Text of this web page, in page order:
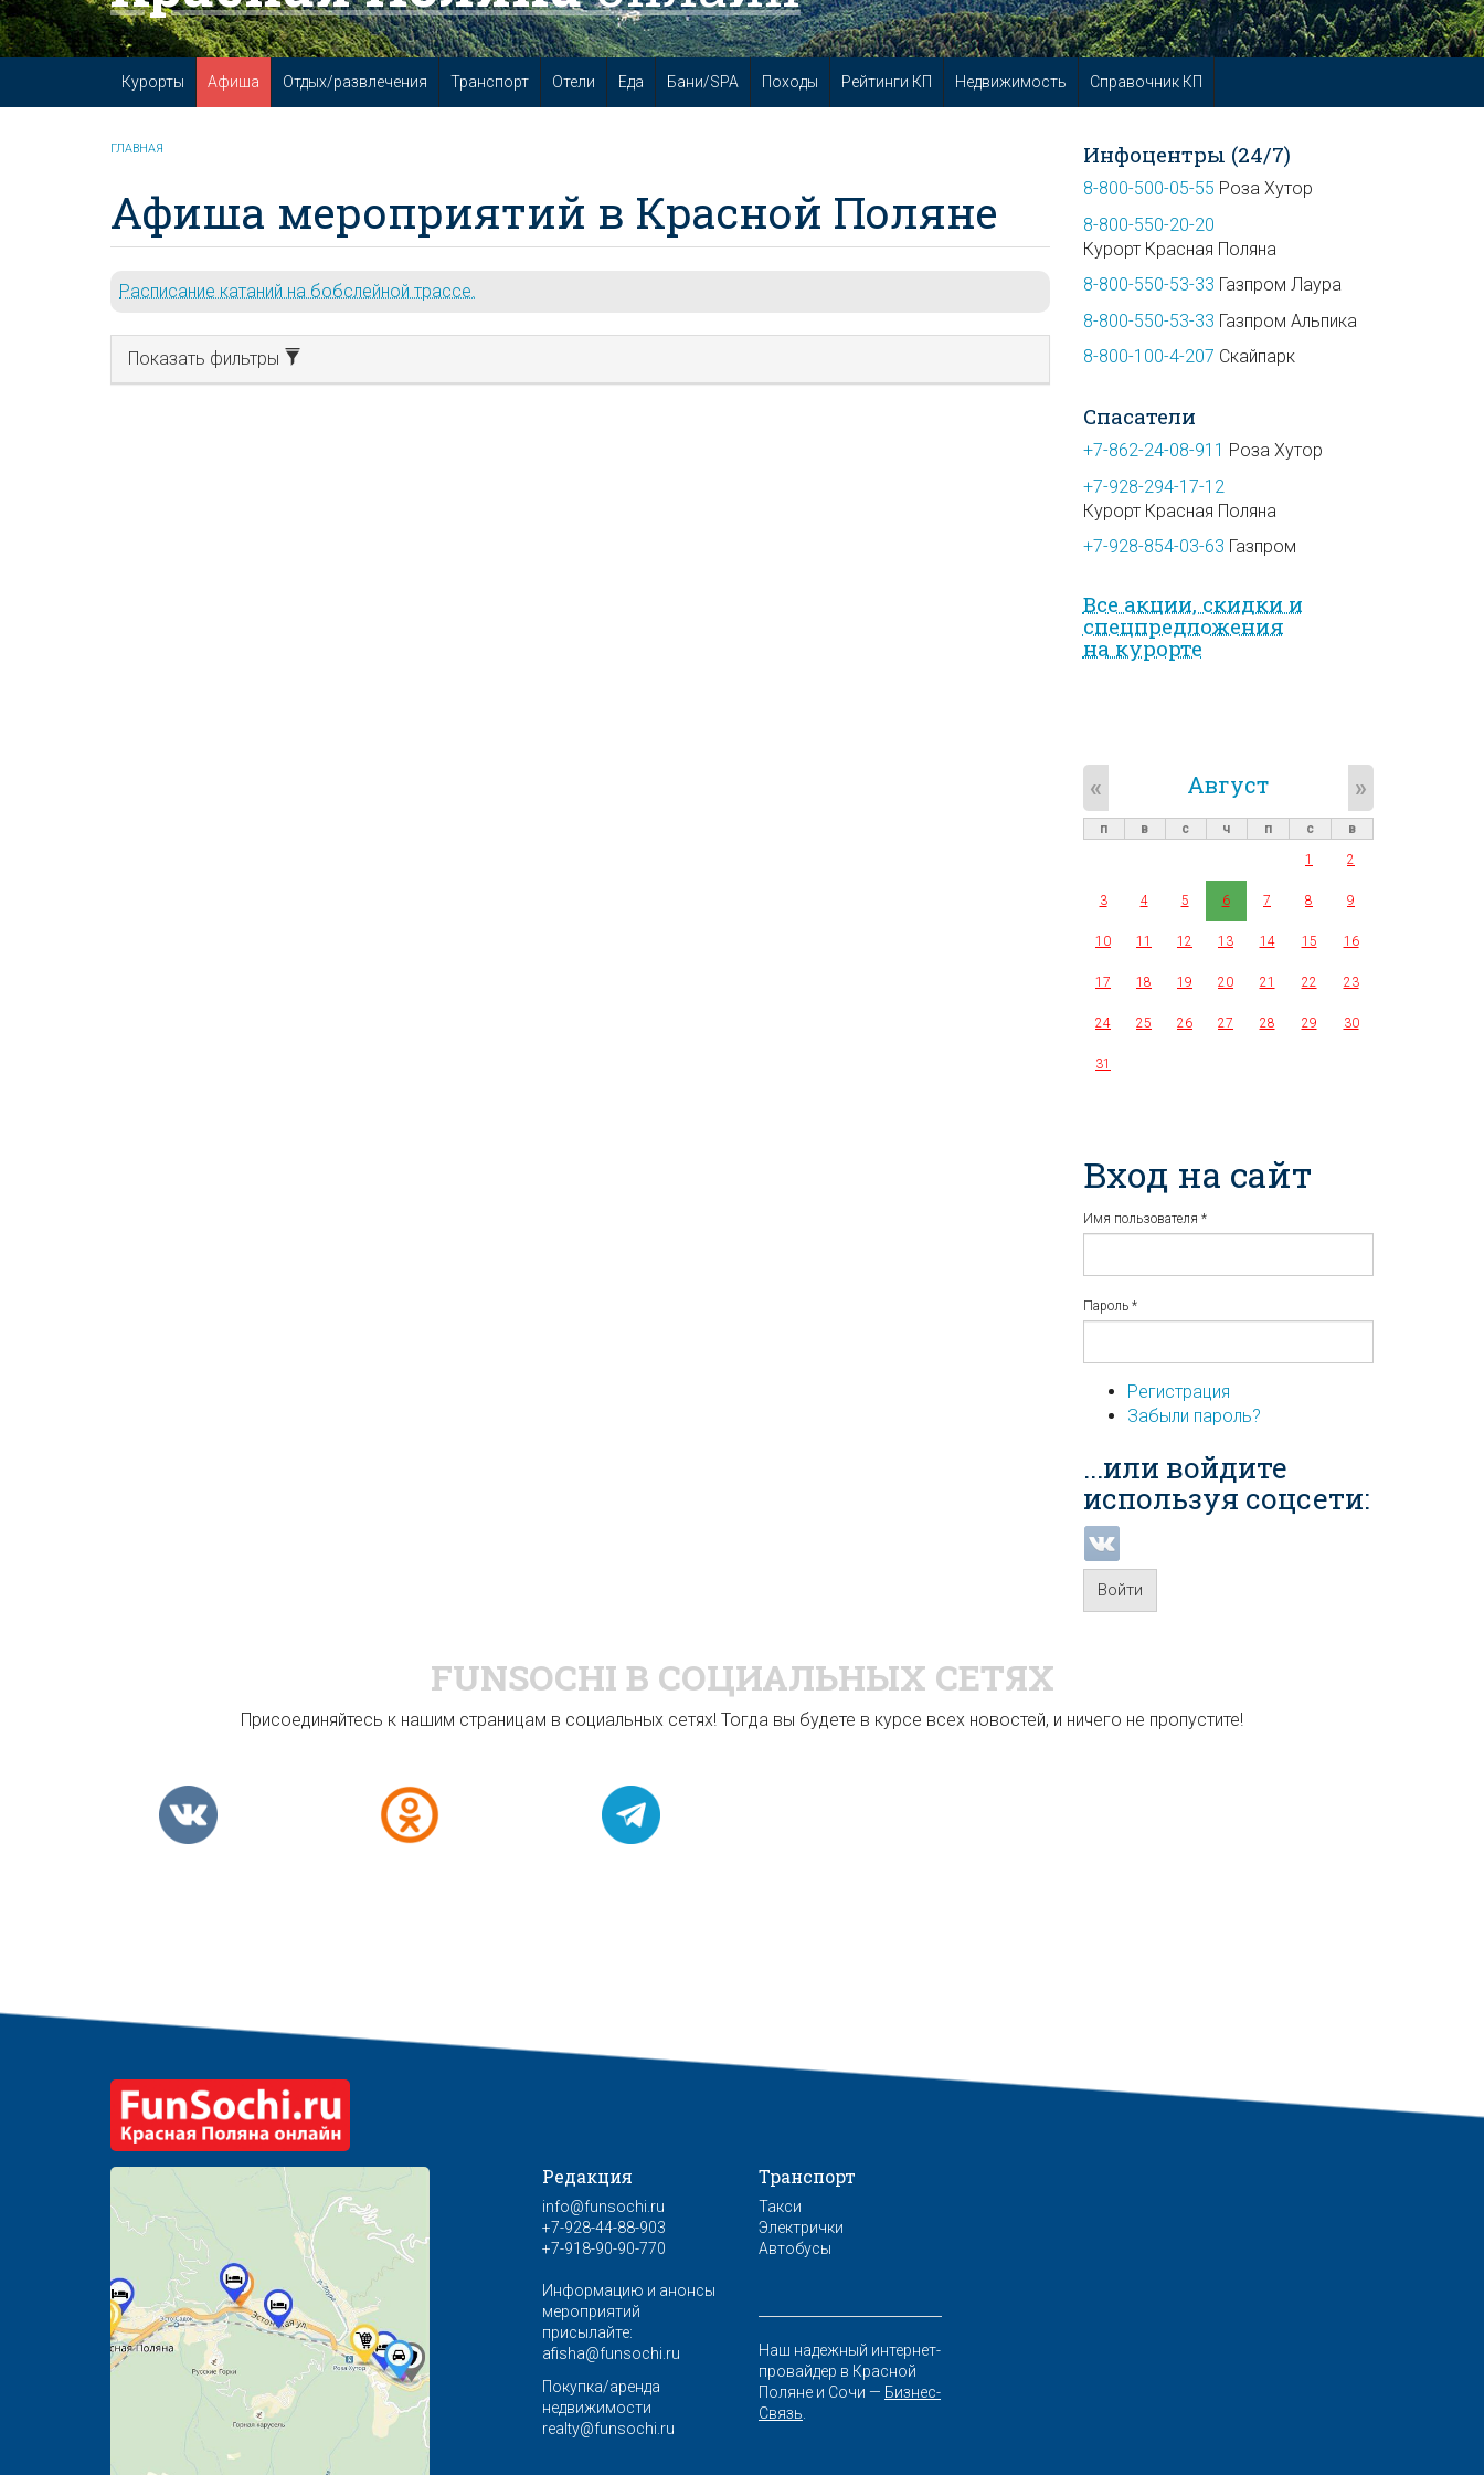
Курорты Афиша Отдых/развлечения Транспорт Отели Еда Бани/SPA Походы Рейтинги КП Недвижимость Справочник КП
ГЛАВНАЯ
Афиша мероприятий в Красной Поляне
Расписание катаний на бобслейной трассе.
Показать фильтры
Инфоцентры (24/7)
8-800-500-05-55 Роза Хутор
8-800-550-20-20
Курорт Красная Поляна
8-800-550-53-33 Газпром Лаура
8-800-550-53-33 Газпром Альпика
8-800-100-4-207 Скайпарк
Спасатели
+7-862-24-08-911 Роза Хутор
+7-928-294-17-12
Курорт Красная Поляна
+7-928-854-03-63 Газпром
Все акции, скидки и
спец­предложе­ния
на курорте
Август
« »
п в с ч п с
в
1
2
3 4 5 6 7 8 9
10 11 12 13 14 15 16
17 18 19 20 21 22 23
24 25 26 27 28 29 30
31
Вход на сайт
Имя пользователя *
Пароль *
Регистрация
Забыли пароль?
...или войдите
используя соцсети:
Войти
FUNSOCHI В СОЦИАЛЬНЫХ СЕТЯХ
Присоединяйтесь к нашим страницам в социальных сетях! Тогда вы будете в курсе всех новостей, и ничего не пропустите!
Редакция
info@funsochi.ru
+7-928-44-88-903
+7-918-90-90-770
Информацию и анонсы
мероприятий
присылайте:
afisha@funsochi.ru
Покупка/аренда
недвижимости
realty@funsochi.ru
Транспорт
Такси
Электрички
Автобусы
Наш надежный интернет-
провайдер в Красной
Поляне и Сочи — Бизнес-
Связь